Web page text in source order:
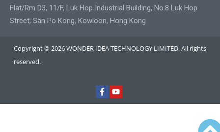
Flat/Rm D3, 11/F, Luk Hop Industrial Building, No.8 Luk Hop
Street, San Po Kong, Kowloon, Hong Kong
Copyright © 2026 WONDER IDEA TECHNOLOGY LIMITED. All rights
reserved.